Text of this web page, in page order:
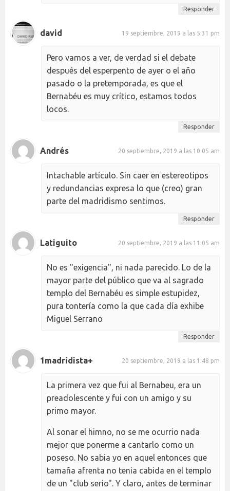
Responder
david 19 septiembre, 2019 a las 5:31 pm
Pero vamos a ver, de verdad si el debate
después del esperpento de ayer o el año
pasado o la pretemporada, es que el
Bernabéu es muy crítico, estamos todos
locos.
Responder
Andrés 20 septiembre, 2019 a las 10:05 am
Intachable artículo. Sin caer en estereotipos
y redundancias expresa lo que (creo) gran
parte del madridismo sentimos.
Responder
Latiguito 20 septiembre, 2019 a las 11:05 am
No es "exigencia", ni nada parecido. Lo de la
mayor parte del público que va al sagrado
templo del Bernabéu es simple estupidez,
pura tontería como la que cada día exhibe
Miguel Serrano
Responder
1madridista+ 20 septiembre, 2019 a las 1:48 pm
La primera vez que fui al Bernabeu, era un
preadolescente y fui con un amigo y su
primo mayor.
Al sonar el himno, no se me ocurrio nada
mejor que ponerme a cantarlo como un
poseso. No sabia yo en aquel entonces que
tamaña afrenta no tenia cabida en el templo
de un "club serio". Y claro, antes de terminar